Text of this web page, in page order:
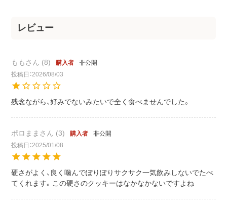
もも 8 購入者
非公開
投稿日 2026/08/03
残念ながら、好みでないみたいで全く食べませんでした。
ポロまま 3 購入者
非公開
投稿日 2025/01/08
硬さがよく、良く噛んでぽりぽりサクサク一気飲みしないでたべ
てくれます。この硬さのクッキーはなかなかないですよね